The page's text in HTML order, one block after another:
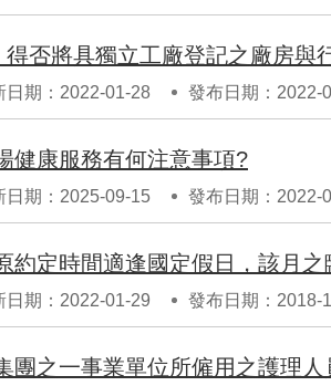
日期：2022-01-28 發布日期：2022-
健康服務有何注意事項?
日期：2025-09-15 發布日期：2022-
約定時間適逢國定假日，該月之
日期：2022-01-29 發布日期：2018-